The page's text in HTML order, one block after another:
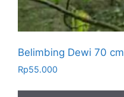
Belimbing Dewi 70 cm
Rp55.000